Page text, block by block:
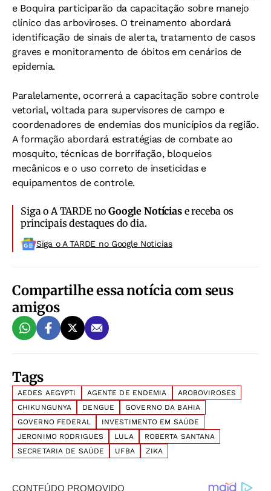
e Boquira participarão da capacitação sobre manejo
clínico das arboviroses. O treinamento abordará
identificação de sinais de alerta, tratamento de casos
graves e monitoramento de óbitos em cenários de
epidemia.
Paralelamente, ocorrerá a capacitação sobre controle
vetorial, voltada para supervisores de campo e
coordenadores de endemias dos municípios da região.
A formação abordará estratégias de combate ao
mosquito, técnicas de borrifação, bloqueios
mecânicos e o uso correto de inseticidas e
equipamentos de controle.
Siga o A TARDE noGoogle Notíciase receba os
principais destaques do dia.
Siga o A TARDE no Google Noticias
Compartilhe essa notícia com seus
amigos
Tags
AEDES AEGYPTI AGENTE DE ENDEMIA
AROBOVIROSES
CHIKUNGUNYA
DENGUE
GOVERNO DA BAHIA
GOVERNO FEDERAL
INVESTIMENTO EM SAÚDE
JERONIMO RODRIGUES
LULA
ROBERTA SANTANA
SECRETARIA DE SAÚDE
UFBA ZIKA